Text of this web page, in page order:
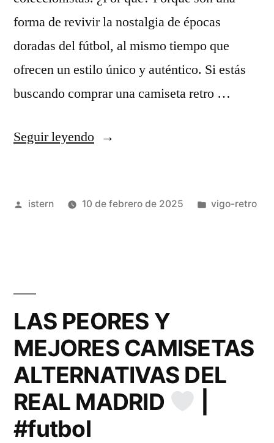
forma de revivir la nostalgia de épocas
doradas del fútbol, al mismo tiempo que
ofrecen un estilo único y auténtico. Si estás
buscando comprar una camiseta retro …
Seguir leyendo«camisetas
baratas»
Publicado
istern 10 de febrero de 2025
Publicado
vigo-retro
LAS PEORES Y
MEJORES CAMISETAS
ALTERNATIVAS DEL
REAL MADRID
#futbol